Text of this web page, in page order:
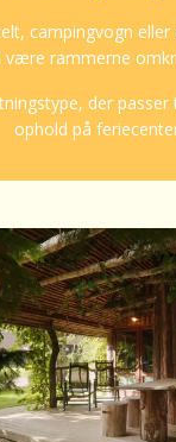
campingvogn
være rammerne
der
ophold på